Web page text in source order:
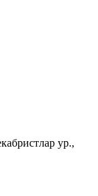
ур.,